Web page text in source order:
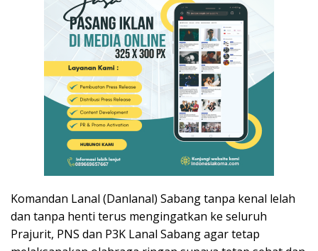
Komandan Lanal (Danlanal) Sabang tanpa kenal lelah
dan tanpa henti terus mengingatkan ke seluruh
Prajurit, PNS dan P3K Lanal Sabang agar tetap